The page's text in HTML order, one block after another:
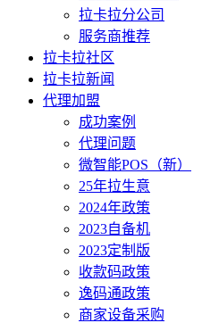
拉卡拉分公司
服务商推荐
拉卡拉社区
拉卡拉新闻
代理加盟
成功案例
代理问题
微智能POS（新）
25年拉生意
2024年政策
2023自备机
2023定制版
收款码政策
逸码通政策
商家设备采购